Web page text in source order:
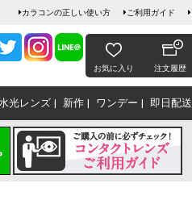
カラコンの正しい使い方 ご利用ガイド
お気に入り 注文履歴
光レンズ 新作 ワンデー 即日配送